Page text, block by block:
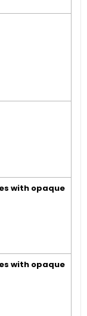
with opaque
with opaque